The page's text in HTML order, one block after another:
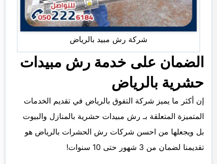
شركة رش مبيد بالرياض
الضمان على خدمة رش مبيدات
حشرية بالرياض
إن أكثر ما يميز شركة التفوق بالرياض في تقديم الخدمات
المتميزة المتعلقة بـ رش مبيدات حشرية بالمنازل والبيوت
بل ويجعلها من احسن شركات رش الحشرات بالرياض هو
تقديمنا لضمان من 3 شهور حتى 10 سنوات!